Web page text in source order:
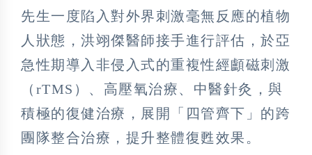
先生一度陷入對外界刺激毫無反應的植物
人狀態，洪翊傑醫師接手進行評估，於亞
急性期導入非侵入式的重複性經顱磁刺激
（rTMS）、高壓氧治療、中醫針灸，與
積極的復健治療，展開「四管齊下」的跨
團隊整合治療，提升整體復甦效果。